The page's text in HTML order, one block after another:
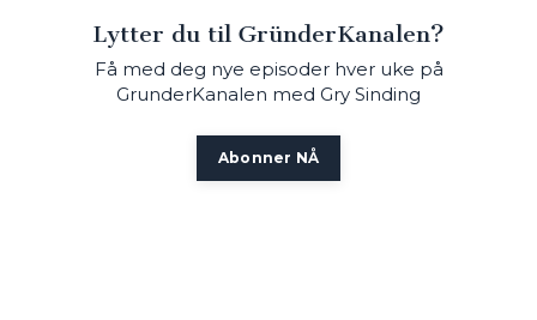
Lytter du til GründerKanalen?
Få med deg nye episoder hver uke på
GrunderKanalen med Gry Sinding
Abonner NÅ